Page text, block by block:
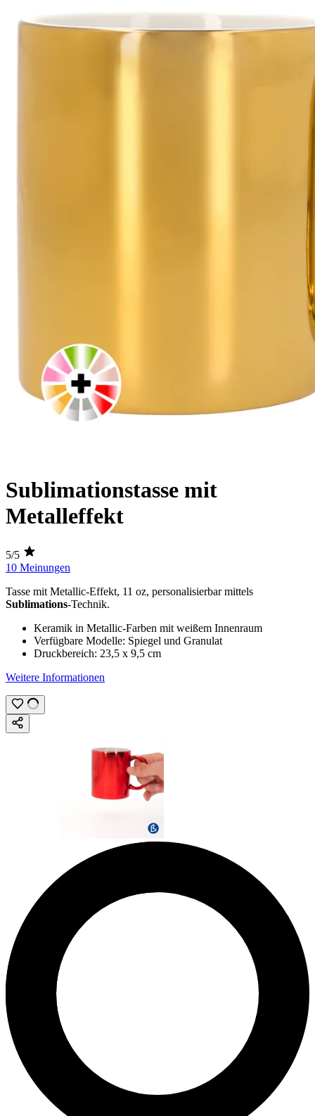
Sublimationstasse mit
Metalleffekt
5/5
10 Meinungen
Tasse mit Metallic-Effekt, 11 oz, personalisierbar mittels
Sublimations-Technik.
Keramik in Metallic-Farben mit weißem Innenraum
Verfügbare Modelle: Spiegel und Granulat
Druckbereich: 23,5 x 9,5 cm
Weitere Informationen